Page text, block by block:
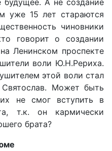
будущее. А не создание
уже 15 лет стараются
чиновники
говорит о создании
Ленинском проспекте
воли Ю.Н.Рериха.
этой воли стал
Может быть
не смог вступить в
т.к. он кармически
брата?